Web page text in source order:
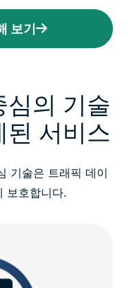
보기
의 기술
서비스
기술은 트래픽 데이
보호합니다.